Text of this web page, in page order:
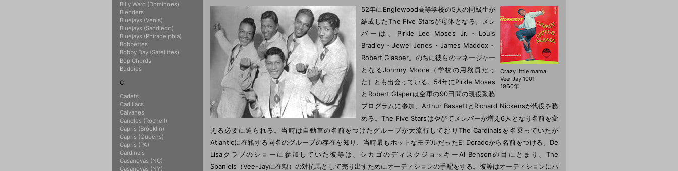
Crazy little mama
Vee-Jay 1001
1960年
52年にEnglewood高等学校の5人の同級生が
結成したThe Five Starsが母体となる。メン
バーは、Pirkle Lee Moses Jr.・Louis
Bradley・Jewel Jones・James Maddox・
Robert Glasper。のちに彼らのマネージャー
となるJohnny Moore（学校の用務員だっ
た）とも出会っている。54年にPirkle Moses
とRobert Glaperは空軍の90日間の現役勤務
プログラムに参加、Arthur BassettとRichard Nickensが代役を務
める。The Five Starsはやがてメンバーが増え6人となり名前を変
える必要に迫られる。当時は自動車の名前をつけたグループが大流行しておりThe Cardinalsを名乗っていたが
Atlanticに在籍する同名のグループの存在を知り、当時最もホットなモデルだったEl Doradoから名前をつける。De
Lisaクラブのショーに参加していた彼等は、シカゴのディスクジョッキーAl Bensonの目にとまり、The
Spaniels（Vee-Jayに在籍）の対抗馬として売り出すためにオーディションの手配をする。彼等はオーディションにパ
Billy Ward (Dominoes)
Blenders
Bluejays (Venis)
Bluejays (Sandiego)
Bluejays (Phiradelphia)
Bobbettes
Bobby Day (Satellites)
Bop Chords
Buddies
C
Cadets
Cadillacs
Calvanes
Candles (Rochell)
Capris (Brooklin)
Capris (Queens)
Capris (PA)
Cardinals
Casanovas (NC)
Casanovas (NY)